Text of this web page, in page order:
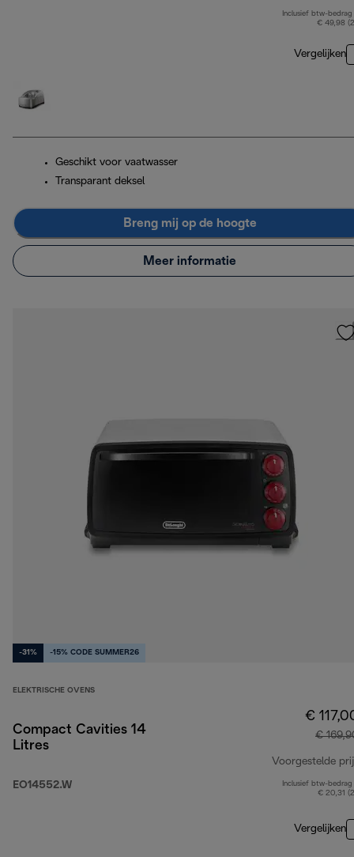
Inclusief btw-bedrag
€ 49,98
Vergelijken
Geschikt voor vaatwasser
Transparant deksel
Breng mij op de hoogte
Meer informatie
-31% -15% CODE SUMMER26
ELEKTRISCHE OVENS
Compact Cavities 14
Litres
EO14552.W
€
€
Voorgestelde
Inclusief btw-bedrag
€ 20,31
Vergelijken